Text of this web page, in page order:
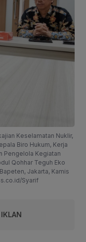
Keselamatan Nuklir,
Biro Hukum, Kerja
Pengelola Kegiatan
Qohhar Teguh Eko
Jakarta, Kamis
Syarif